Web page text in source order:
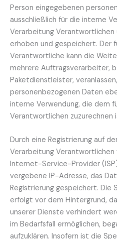
Person eingegebenen
ausschließlich für die interne
Verarbeitung Verantwortlichen
erhoben und gespeichert. Der
Verantwortliche kann die
mehrere Auftragsverarbeiter,
Paketdienstleister,
personenbezogenen Daten
interne Verwendung, die dem
Verantwortlichen zuzurechnen
Durch eine Registrierung auf
Verarbeitung
Internet-Service-Provider
vergebene IP-Adresse, das
Registrierung gespeichert. Die
erfolgt vor dem Hintergrund,
unserer Dienste verhindert
im Bedarfsfall ermöglichen,
aufzuklären. Insofern ist die